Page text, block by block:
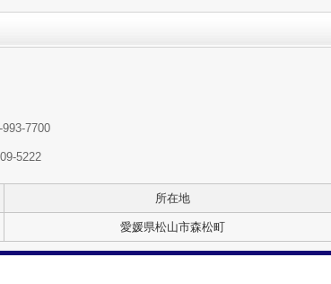
7700
5222
所在地
愛媛県松山市森松町